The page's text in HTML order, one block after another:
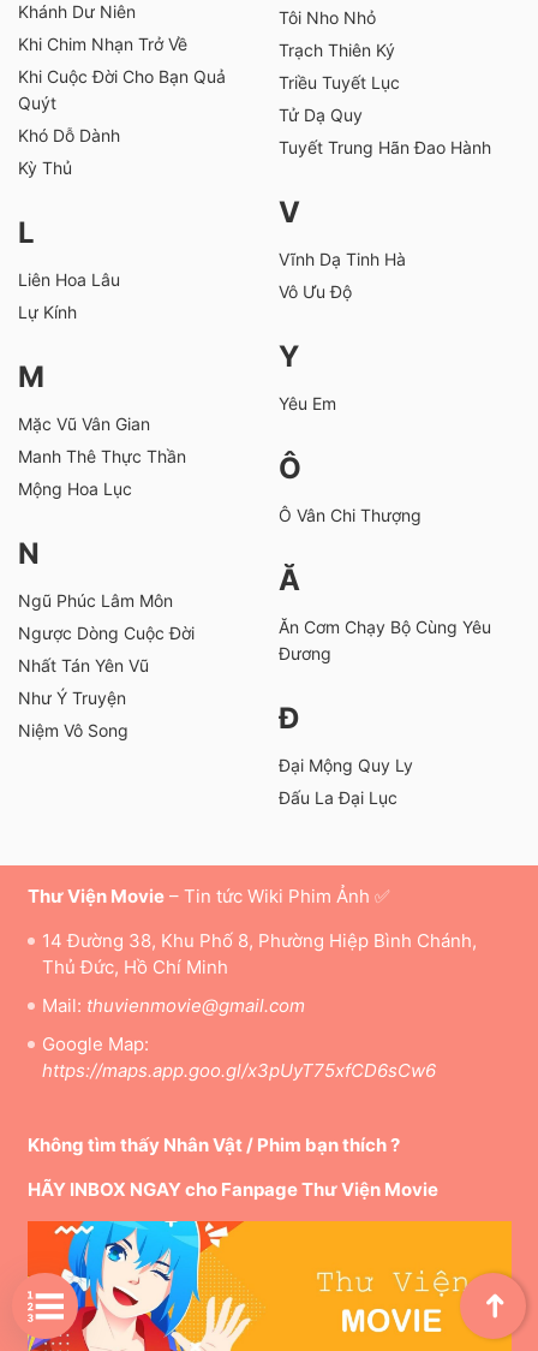
Khánh Dư Niên
Khi Chim Nhạn Trở Về
Khi Cuộc Đời Cho Bạn Quả
Quýt
Khó Dỗ Dành
Kỳ Thủ
L
Liên Hoa Lâu
Lự Kính
M
Mặc Vũ Vân Gian
Manh Thê Thực Thần
Mộng Hoa Lục
N
Ngũ Phúc Lâm Môn
Ngược Dòng Cuộc Đời
Nhất Tán Yên Vũ
Như Ý Truyện
Niệm Vô Song
Tôi Nho Nhỏ
Trạch Thiên Ký
Triều Tuyết Lục
Tử Dạ Quy
Tuyết Trung Hãn Đao Hành
V
Vĩnh Dạ Tinh Hà
Vô Ưu Độ
Y
Yêu Em
Ô
Ô Vân Chi Thượng
Ă
Ăn Cơm Chạy Bộ Cùng Yêu
Đương
Đ
Đại Mộng Quy Ly
Đấu La Đại Lục
Thư Viện Movie– Tin tức Wiki Phim Ảnh ✅
14 Đường 38, Khu Phố 8, Phường Hiệp Bình Chánh,
Thủ Đức, Hồ Chí Minh
Mail: thuvienmovie@gmail.com
Google Map:
https://maps.app.goo.gl/x3pUyT75xfCD6sCw6
Không tìm thấy Nhân Vật / Phim bạn thích ?
HÃY INBOX NGAY cho Fanpage Thư Viện Movie
➜